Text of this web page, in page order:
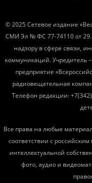
© 2025 Сетевое издание
СМИ Эл № ФС 77-74110 от
надзору в сфере связи,
коммуникаций. Учредитель
предприятие
радиовещательная
Телефон редакции:
Все права на любые
соответствии с
интеллектуальной
фото, аудио и